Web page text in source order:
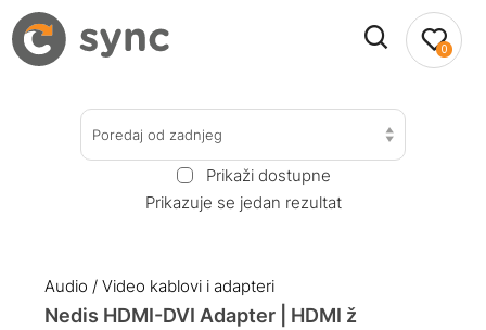
0
Poredaj od zadnjeg
Prikaži dostupne
Prikazuje se jedan rezultat
Audio / Video kablovi i adapteri
Nedis HDMI-DVI Adapter | HDMI ž